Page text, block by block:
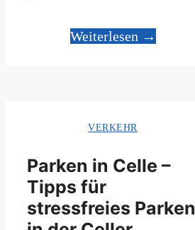
Weiterlesen →
VERKEHR
Parken in Celle –
Tipps für
stressfreies Parken